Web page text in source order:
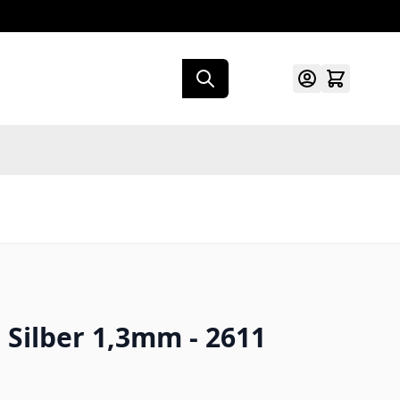
1,3mm - 2611